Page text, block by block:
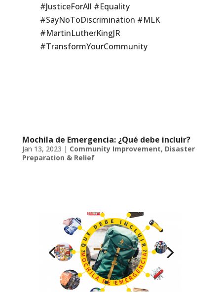
#JusticeForAll #Equality
#SayNoToDiscrimination #MLK
#MartinLutherKingJR
#TransformYourCommunity
Mochila de Emergencia: ¿Qué debe incluir?
Jan 13, 2023 | Community Improvement, Disaster
Preparation & Relief